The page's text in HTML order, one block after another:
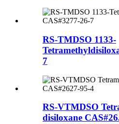
RS-TMDSO 1133-
7
RS-VTMDSO
disiloxane